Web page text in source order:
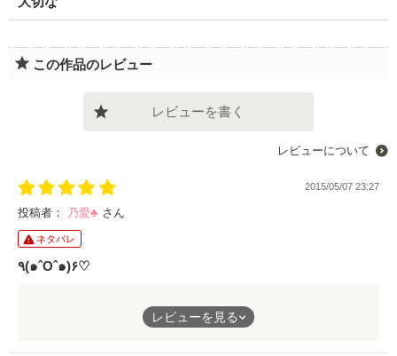
この作品のレビュー
レビューを書く
レビューについて
2015/05/07 23:27
投稿者： 乃愛♣ さん
ネタバレ
٩(๑ˆOˆ๑)۶♡
話を読んでるうちに誠哉もありっちゃありなんだなーって思いま
レビューを見る